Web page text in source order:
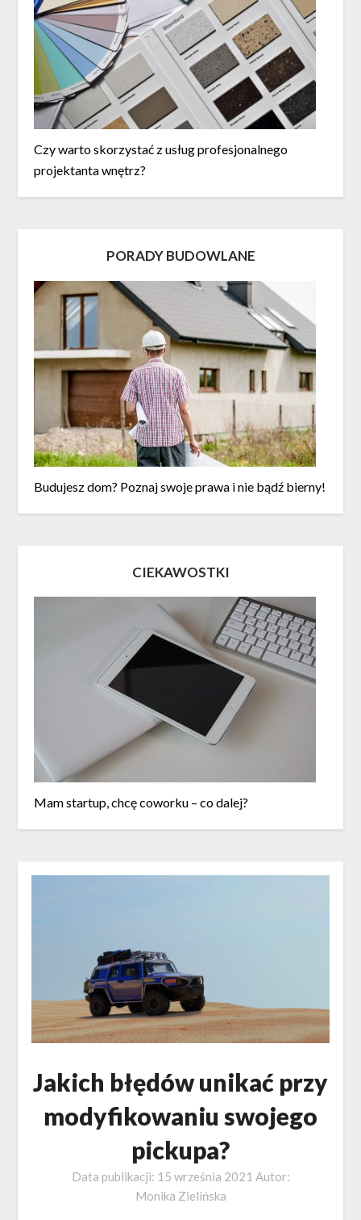
Czy warto skorzystać z usług profesjonalnego
projektanta wnętrz?
PORADY BUDOWLANE
Budujesz dom? Poznaj swoje prawa i nie bądź bierny!
CIEKAWOSTKI
Mam startup, chcę coworku – co dalej?
Jakich błędów unikać przy
modyfikowaniu swojego
pickupa?
Data publikacji: 15 września 2021 Autor:
Monika Zielińska